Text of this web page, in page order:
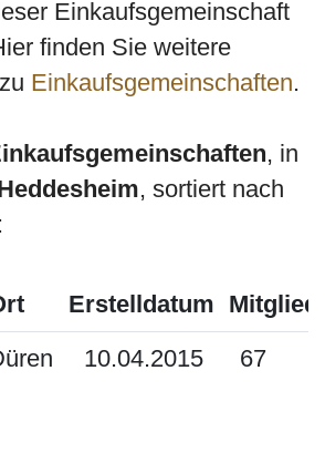
Einkaufsgemeinschaft
finden Sie weitere
Einkaufsgemeinschaften.
, in
, sortiert nach
Erstelldatum
10.04.2015 67